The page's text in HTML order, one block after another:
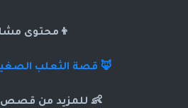
👦محتوى
🦊 قصة الثعلب
👶 للمزيد من قصص